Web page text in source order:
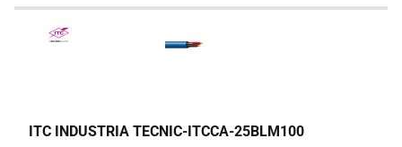
ITC INDUSTRIA TECNIC-ITCCA-25BLM100